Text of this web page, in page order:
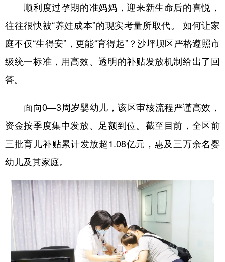
顺利度过孕期的准妈妈，迎来新生命后的喜悦，
往往很快被“养娃成本”的现实考量所取代。 如何让家
庭不仅“生得安”，更能“育得起”？沙坪坝区严格遵照市
级统一标准，用高效、透明的补贴发放机制给出了回
答。
面向0—3周岁婴幼儿，该区审核流程严谨高效，
资金按季度集中发放、足额到位。截至目前，全区前
三批育儿补贴累计发放超1.08亿元，惠及三万余名婴
幼儿及其家庭。